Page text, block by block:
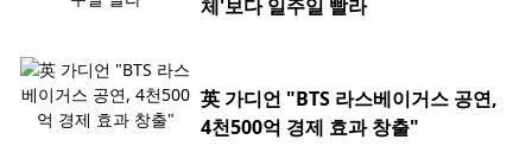
체'보다 일주일 빨라
英 가디언 "BTS 라스베이거스 공연,
4천500억 경제 효과 창출"